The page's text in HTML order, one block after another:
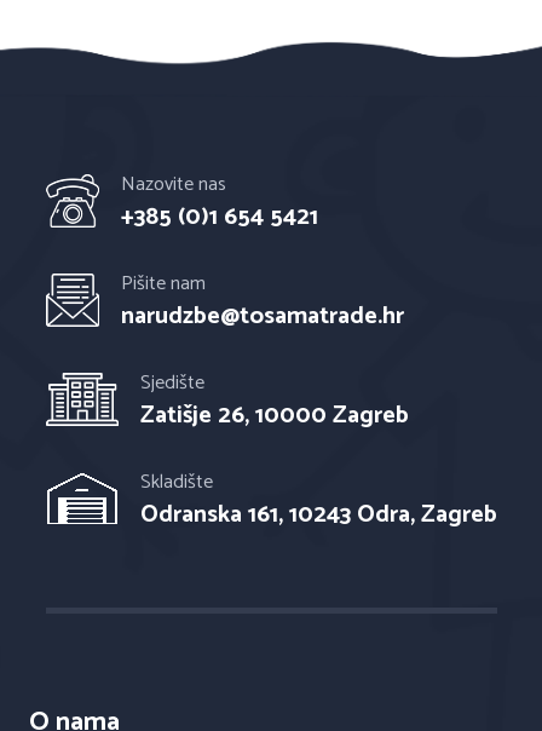
Nazovite nas
+385 (0)1 654 5421
Pišite nam
narudzbe@tosamatrade.hr
Sjedište
Zatišje 26, 10000 Zagreb
Skladište
Odranska 161, 10243 Odra, Zagreb